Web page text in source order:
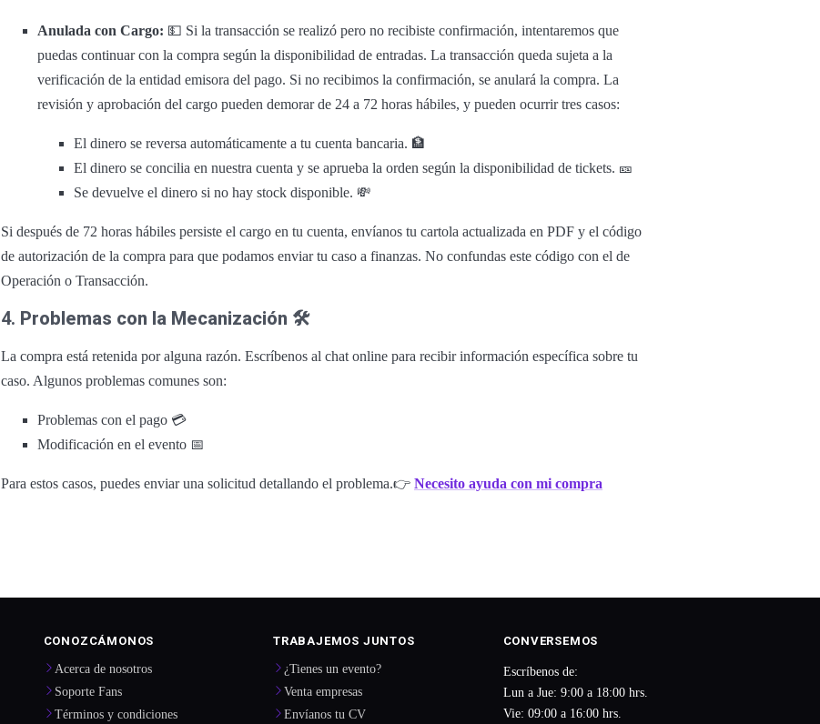
Anulada con Cargo: 💵 Si la transacción se realizó pero no recibiste confirmación, intentaremos que
puedas continuar con la compra según la disponibilidad de entradas. La transacción queda sujeta a la
verificación de la entidad emisora del pago. Si no recibimos la confirmación, se anulará la compra. La
revisión y aprobación del cargo pueden demorar de 24 a 72 horas hábiles, y pueden ocurrir tres casos:
El dinero se reversa automáticamente a tu cuenta bancaria. 🏦
El dinero se concilia en nuestra cuenta y se aprueba la orden según la disponibilidad de tickets. 🎫
Se devuelve el dinero si no hay stock disponible. 💸
Si después de 72 horas hábiles persiste el cargo en tu cuenta, envíanos tu cartola actualizada en PDF y el código
de autorización de la compra para que podamos enviar tu caso a finanzas. No confundas este código con el de
Operación o Transacción.
4. Problemas con la Mecanización 🛠️
La compra está retenida por alguna razón. Escríbenos al chat online para recibir información específica sobre tu
caso. Algunos problemas comunes son:
Problemas con el pago 💳
Modificación en el evento 📅
Para estos casos, puedes enviar una solicitud detallando el problema.👉 Necesito ayuda con mi compra
CONOZCÁMONOS
Acerca de nosotros
Soporte Fans
Términos y condiciones
TRABAJEMOS JUNTOS
¿Tienes un evento?
Venta empresas
Envíanos tu CV
CONVERSEMOS
Escríbenos de:
Lun a Jue: 9:00 a 18:00 hrs.
Vie: 09:00 a 16:00 hrs.